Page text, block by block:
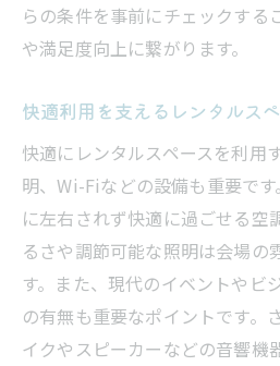
らの条件を事前にチェックする
や満足度向上に繋がります。
快適利用を支えるレンタルス
快適にレンタルスペースを利用
明、Wi-Fiなどの設備も重要で
に左右されず快適に過ごせる空
るさや調節可能な照明は会場の
す。また、現代のイベントやビ
の有無も重要なポイントです。
イクやスピーカーなどの音響機